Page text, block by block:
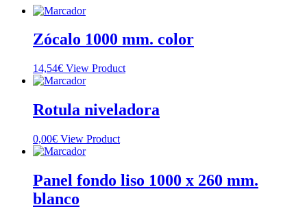
Zócalo 1000 mm. color
14,54€ View Product
Rotula niveladora
0,00€ View Product
Panel fondo liso 1000 x 260 mm.
blanco